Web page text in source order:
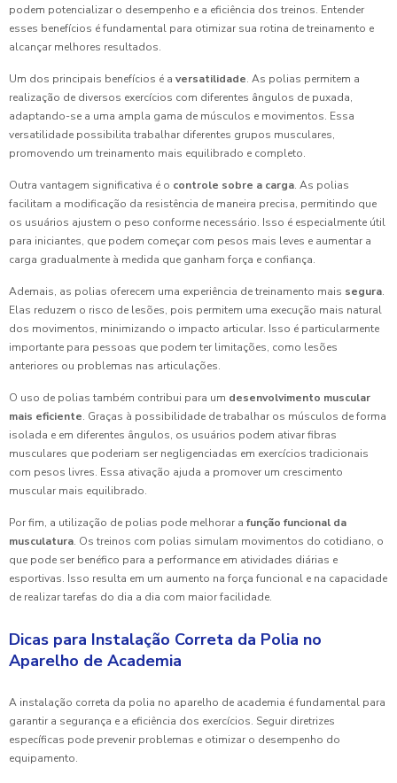
podem potencializar o desempenho e a eficiência dos treinos. Entender
esses benefícios é fundamental para otimizar sua rotina de treinamento e
alcançar melhores resultados.
Um dos principais benefícios é a versatilidade. As polias permitem a
realização de diversos exercícios com diferentes ângulos de puxada,
adaptando-se a uma ampla gama de músculos e movimentos. Essa
versatilidade possibilita trabalhar diferentes grupos musculares,
promovendo um treinamento mais equilibrado e completo.
Outra vantagem significativa é o controle sobre a carga. As polias
facilitam a modificação da resistência de maneira precisa, permitindo que
os usuários ajustem o peso conforme necessário. Isso é especialmente útil
para iniciantes, que podem começar com pesos mais leves e aumentar a
carga gradualmente à medida que ganham força e confiança.
Ademais, as polias oferecem uma experiência de treinamento mais segura.
Elas reduzem o risco de lesões, pois permitem uma execução mais natural
dos movimentos, minimizando o impacto articular. Isso é particularmente
importante para pessoas que podem ter limitações, como lesões
anteriores ou problemas nas articulações.
O uso de polias também contribui para um desenvolvimento muscular
mais eficiente. Graças à possibilidade de trabalhar os músculos de forma
isolada e em diferentes ângulos, os usuários podem ativar fibras
musculares que poderiam ser negligenciadas em exercícios tradicionais
com pesos livres. Essa ativação ajuda a promover um crescimento
muscular mais equilibrado.
Por fim, a utilização de polias pode melhorar a função funcional da
musculatura. Os treinos com polias simulam movimentos do cotidiano, o
que pode ser benéfico para a performance em atividades diárias e
esportivas. Isso resulta em um aumento na força funcional e na capacidade
de realizar tarefas do dia a dia com maior facilidade.
Dicas para Instalação Correta da Polia no
Aparelho de Academia
A instalação correta da polia no aparelho de academia é fundamental para
garantir a segurança e a eficiência dos exercícios. Seguir diretrizes
específicas pode prevenir problemas e otimizar o desempenho do
equipamento.